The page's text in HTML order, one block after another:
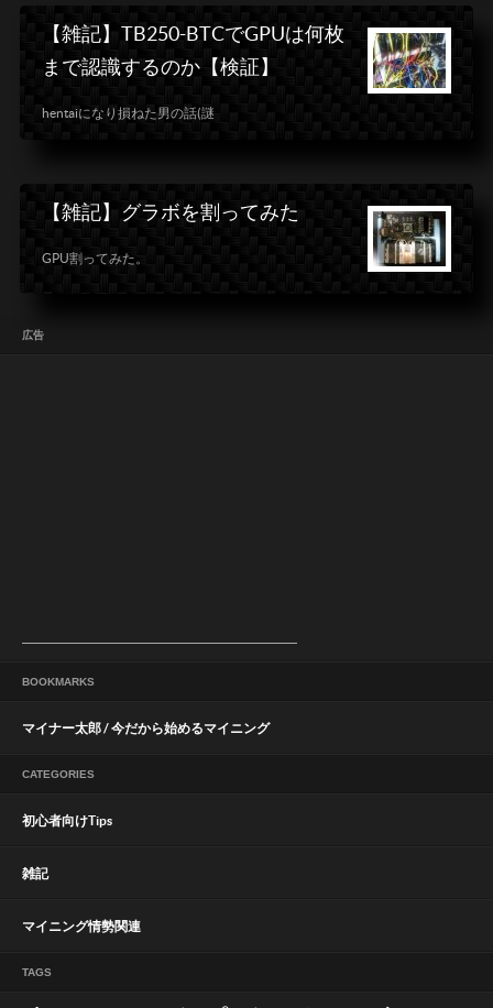
【雑記】TB250-BTCでGPUは何枚
まで認識するのか【検証】
hentaiになり損ねた男の話(謎
【雑記】グラボを割ってみた
GPU割ってみた。
広告
BOOKMARKS
マイナー太郎 / 今だから始めるマイニング
CATEGORIES
初心者向けTips
雑記
マイニング情勢関連
TAGS